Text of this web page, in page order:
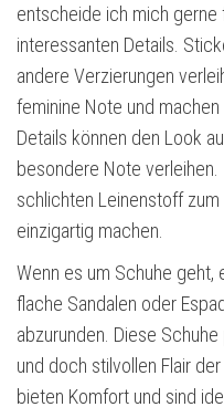
entscheide ich mich gerne
interessanten Details.
andere Verzierungen
feminine Note und
Details können den Look
besondere Note
schlichten Leinenstoff
einzigartig machen.
Wenn es um Schuhe
flache Sandalen oder
abzurunden. Diese
und doch stilvollen Flair
bieten Komfort und sind